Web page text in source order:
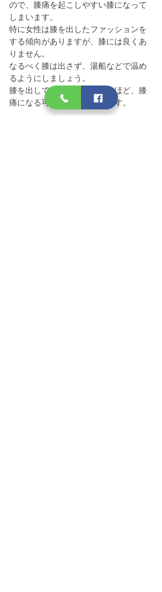
ので、膝痛を起こしやすい膝になって
しまいます。
特に女性は膝を出したファッションを
する傾向がありますが、膝には良くあ
りません。
なるべく膝は出さず、湯船などで温め
るようにしましょう。
膝を出していれば出しているほど、膝
痛になる可能性が高くなります。